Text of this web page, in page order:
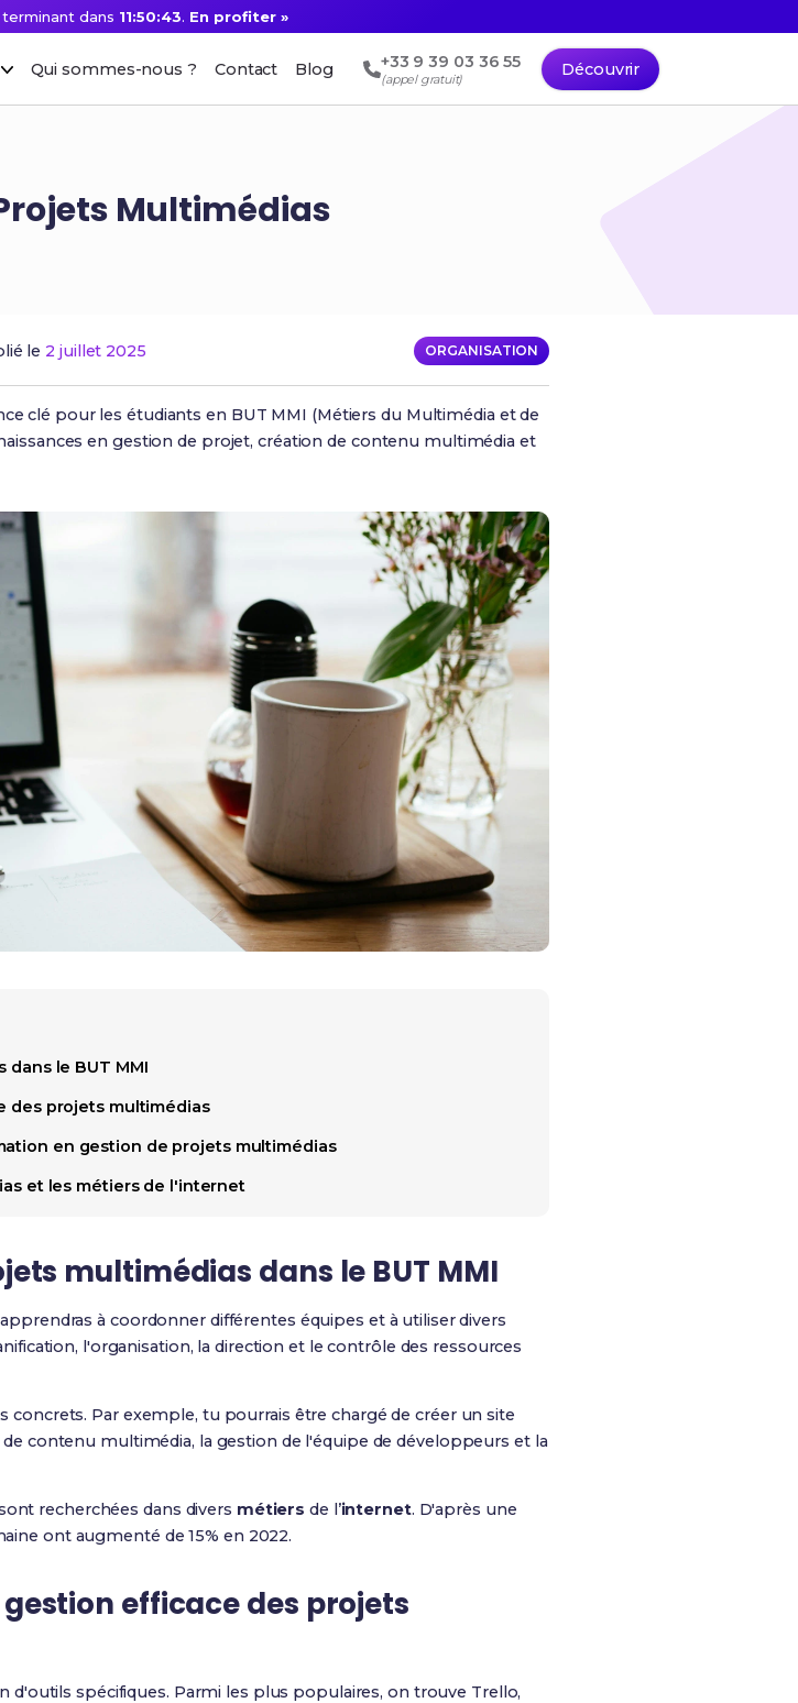
dans 11:50:42. En profiter »
Qui sommes-nous ? Contact Blog +33 9 39 03 36 55
(appel gratuit)
Découvrir
Multimédias
le 2 juillet 2025 ORGANISATION
clé pour les étudiants en BUT MMI (Métiers du Multimédia et de
en gestion de projet, création de contenu multimédia et
le BUT MMI
des projets multimédias
en gestion de projets multimédias
et les métiers de l'internet
multimédias dans le BUT MMI
à coordonner différentes équipes et à utiliser divers
l'organisation, la direction et le contrôle des ressources
concrets. Par exemple, tu pourrais être chargé de créer un site
contenu multimédia, la gestion de l'équipe de développeurs et la
recherchées dans divers métiers de l’internet. D'après une
ont augmenté de 15% en 2022.
efficace des projets
spécifiques. Parmi les plus populaires, on trouve Trello,